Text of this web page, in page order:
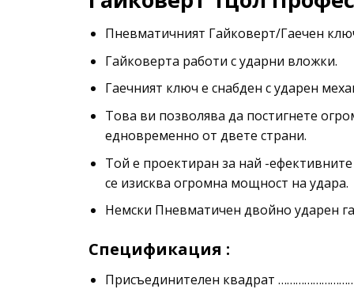
Пневматичният Гайковерт/Гаечен
Гайковерта работи с ударни вложки.
Гаечният ключ е снабден с ударен
Това ви позволява да постигнете
едновременно от двете страни.
Той е проектиран за най -
се изисква огромна мощност на удара.
Немски Пневматичен двойно ударен
Спецификация :
Присъединителен квадрат